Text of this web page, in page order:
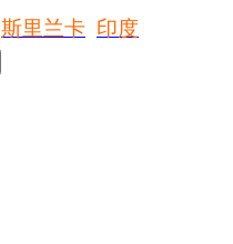
斯里兰卡 印度